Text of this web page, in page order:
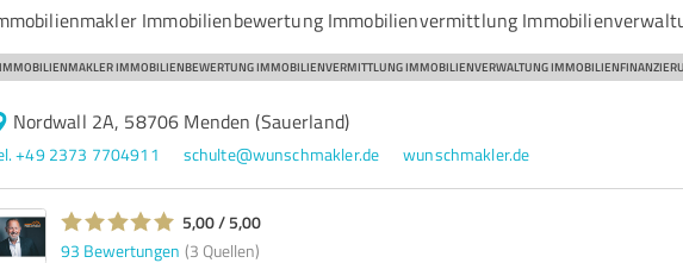
Immobilienbewertung Immobilienvermittlung
IMMOBILIENMAKLER IMMOBILIENBEWERTUNG IMMOBILIENVERMITTLUNG IMMOBILIENVERWALTUNG
Nordwall 2A, 58706 Menden (Sauerland)
+49 2373 7704911 schulte@wunschmakler.de wunschmakler.de
5,00 / 5,00
93 Bewertungen (3 Quellen)